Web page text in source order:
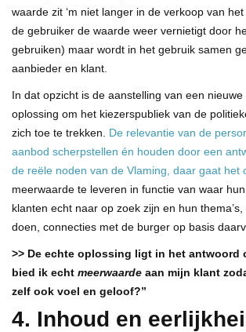
waarde zit ‘m niet langer in de verkoop van
de gebruiker de waarde weer vernietigt door
gebruiken) maar wordt in het gebruik samen
aanbieder en klant.
In dat opzicht is de aanstelling van een
oplossing om het kiezerspubliek van de
zich toe te trekken. De relevantie van de
aanbod scherpstellen én houden door een
de reële noden van de Vlaming, daar gaat het
meerwaarde te leveren in functie van waar
klanten echt naar op zoek zijn en hun
doen, connecties met de burger op basis
>> De echte oplossing ligt in het antwoord
bied ik echt meerwaarde aan mijn klant
zelf ook voel en geloof?”
4. Inhoud en